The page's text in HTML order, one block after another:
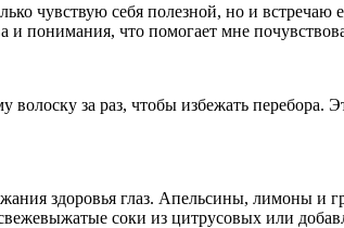
чувствую себя полезной, но и
понимания, что помогает мне
за раз, чтобы избежать перебора.
здоровья глаз. Апельсины, лимоны и
соки из цитрусовых или